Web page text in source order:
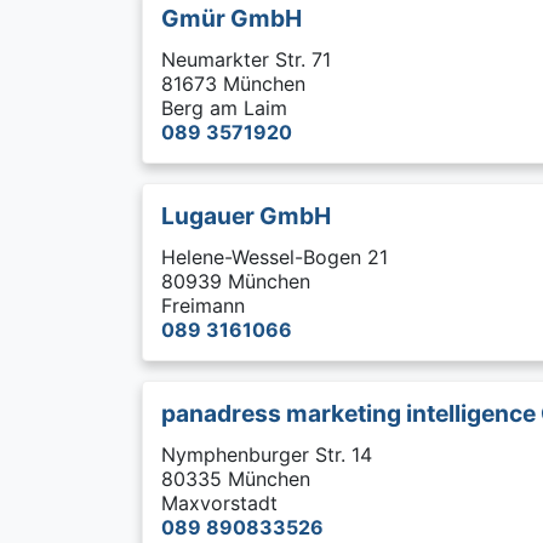
Gmür GmbH
Neumarkter Str. 71
81673 München
Berg am Laim
089 3571920
Lugauer GmbH
Helene-Wessel-Bogen 21
80939 München
Freimann
089 3161066
panadress marketing intelligence
Nymphenburger Str. 14
80335 München
Maxvorstadt
089 890833526